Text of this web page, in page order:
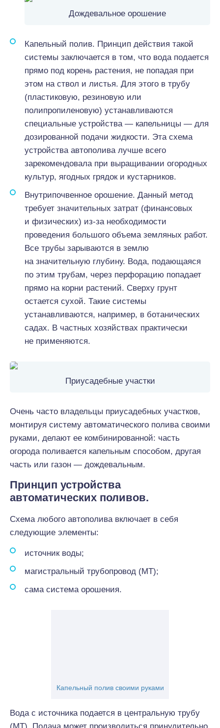
Дождевальное орошение
Капельный полив. Принцип действия такой
системы заключается в том, что вода подается
прямо под корень растения, не попадая при
этом на ствол и листья. Для этого в трубу
(пластиковую, резиновую или
полипропиленовую) устанавливаются
специальные устройства — капельницы — для
дозированной подачи жидкости. Эта схема
устройства автополива лучше всего
зарекомендовала при выращивании огородных
культур, ягодных грядок и кустарников.
Внутрипочвенное орошение. Данный метод
требует значительных затрат (финансовых
и физических) из-за необходимости
проведения большого объема земляных работ.
Все трубы зарываются в землю
на значительную глубину. Вода, подающаяся
по этим трубам, через перфорацию попадает
прямо на корни растений. Сверху грунт
остается сухой. Такие системы
устанавливаются, например, в ботанических
садах. В частных хозяйствах практически
не применяются.
Приусадебные участки
Очень часто владельцы приусадебных участков,
монтируя систему автоматического полива своими
руками, делают ее комбинированной: часть
огорода поливается капельным способом, другая
часть или газон — дождевальным.
Принцип устройства
автоматических поливов.
Схема любого автополива включает в себя
следующие элементы:
источник воды;
магистральный трубопровод (МТ);
сама система орошения.
Капельный полив своими руками
Вода с источника подается в центральную трубу